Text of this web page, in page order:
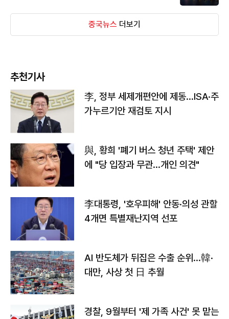
중국뉴스 더보기
추천기사
李, 정부 세제개편안에 제동…ISA·주
가누르기안 재검토 지시
與, 황희 '폐기 버스 청년 주택' 제안
에 "당 입장과 무관…개인 의견"
李대통령, '호우피해' 안동·의성 관할
4개면 특별재난지역 선포
AI 반도체가 뒤집은 수출 순위…韓·
대만, 사상 첫 日 추월
경찰, 9월부터 '제 가족 사건' 못 맡는